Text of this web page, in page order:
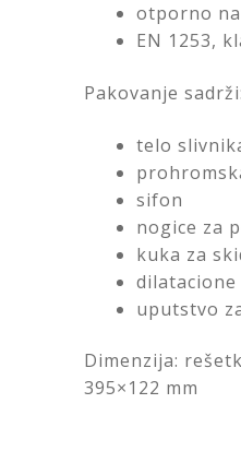
otporno
EN 1253,
Pakovanje sadrži:
telo
sifon
nogice za
kuka za
uputstvo
Dimenzija:
395×122 mm